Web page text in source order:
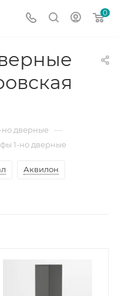
0
дверные —
1-но дверные
Аквилон